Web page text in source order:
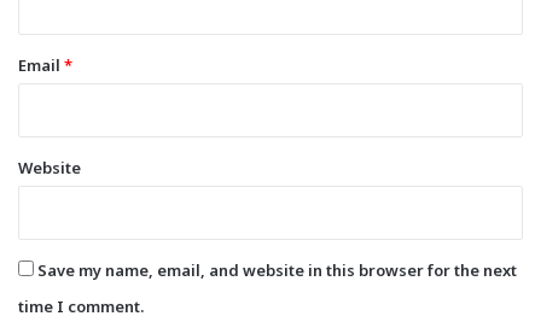
Email *
Website
Save my name, email, and website in this browser for the next
time I comment.